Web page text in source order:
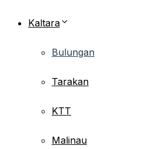
Kaltara
Bulungan
Tarakan
KTT
Malinau